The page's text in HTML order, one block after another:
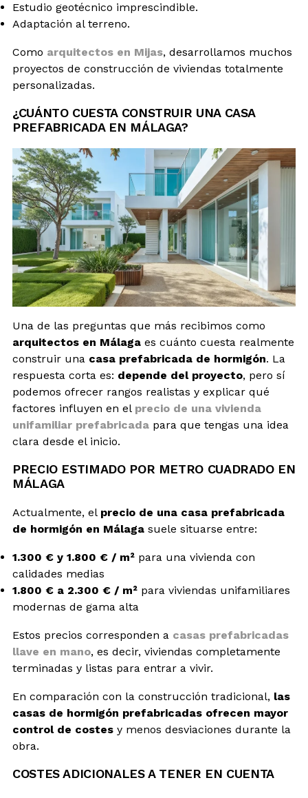
Estudio geotécnico imprescindible.
Adaptación al terreno.
Como arquitectos en Mijas, desarrollamos muchos
proyectos de construcción de viviendas totalmente
personalizadas.
¿CUÁNTO CUESTA CONSTRUIR UNA CASA
PREFABRICADA EN MÁLAGA?
Una de las preguntas que más recibimos como
arquitectos en Málaga es cuánto cuesta realmente
construir una casa prefabricada de hormigón. La
respuesta corta es: depende del proyecto, pero sí
podemos ofrecer rangos realistas y explicar qué
factores influyen en el precio de una vivienda
unifamiliar prefabricada para que tengas una idea
clara desde el inicio.
PRECIO ESTIMADO POR METRO CUADRADO EN
MÁLAGA
Actualmente, el precio de una casa prefabricada
de hormigón en Málaga suele situarse entre:
1.300 € y 1.800 € / m² para una vivienda con
calidades medias
1.800 € a 2.300 € / m² para viviendas unifamiliares
modernas de gama alta
Estos precios corresponden a casas prefabricadas
llave en mano, es decir, viviendas completamente
terminadas y listas para entrar a vivir.
En comparación con la construcción tradicional, las
casas de hormigón prefabricadas ofrecen mayor
control de costes y menos desviaciones durante la
obra.
COSTES ADICIONALES A TENER EN CUENTA